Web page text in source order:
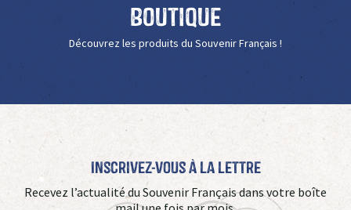
Boutique
Découvrez les produits du Souvenir Français !
Inscrivez-vous à La Lettre
Recevez l’actualité du Souvenir Français dans votre boîte